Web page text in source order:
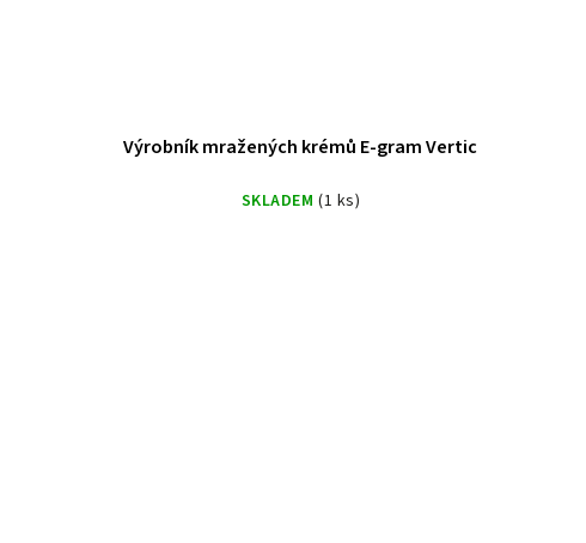
Výrobník mražených krémů E-gram Vertic
SKLADEM (1 ks)